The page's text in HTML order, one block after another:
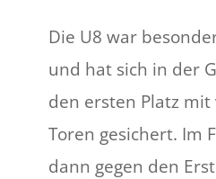
Die U8 war
und hat sich in der
den ersten Platz mit
Toren gesichert. Im
dann gegen den